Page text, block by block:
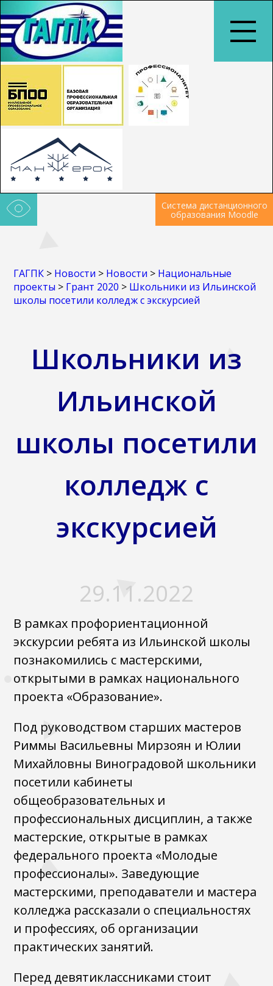
Система дистанционного
образования Moodle
ГАГПК > Новости > Новости > Национальные
проекты > Грант 2020 > Школьники из Ильинской
школы посетили колледж с экскурсией
Школьники из
Ильинской
школы посетили
колледж с
экскурсией
29.11.2022
В рамках профориентационной
экскурсии ребята из Ильинской школы
познакомились с мастерскими,
открытыми в рамках национального
проекта «Образование».
Под руководством старших мастеров
Риммы Васильевны Мирзоян и Юлии
Михайловны Виноградовой школьники
посетили кабинеты
общеобразовательных и
профессиональных дисциплин, а также
мастерские, открытые в рамках
федерального проекта «Молодые
профессионалы». Заведующие
мастерскими, преподаватели и мастера
колледжа рассказали о специальностях
и профессиях, об организации
практических занятий.
Перед девятиклассниками стоит